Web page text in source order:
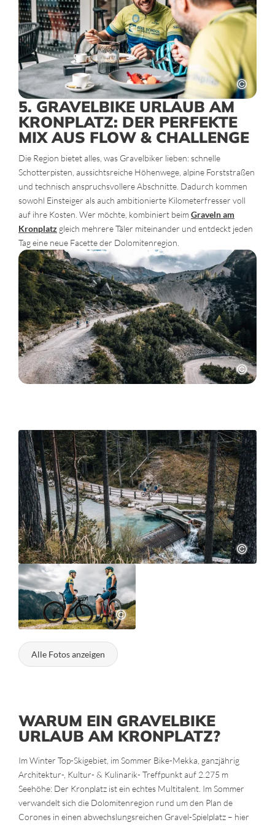
5. GRAVELBIKE URLAUB AM
KRONPLATZ: DER PERFEKTE
MIX AUS FLOW & CHALLENGE
Die Region bietet alles, was Gravelbiker lieben: schnelle
Schotterpisten, aussichtsreiche Höhenwege, alpine Forststraßen
und technisch anspruchsvollere Abschnitte. Dadurch kommen
sowohl Einsteiger als auch ambitionierte Kilometerfresser voll
auf ihre Kosten. Wer möchte, kombiniert beimGraveln am
Kronplatz gleich mehrere Täler miteinander und entdeckt jeden
Tag eine neue Facette der Dolomitenregion.
Alle Fotos anzeigen
WARUM EIN GRAVELBIKE
URLAUB AM KRONPLATZ?
Im Winter Top-Skigebiet, im Sommer Bike-Mekka, ganzjährig
Architektur-, Kultur- & Kulinarik- Treffpunkt auf 2.275 m
Seehöhe: Der Kronplatz ist ein echtes Multitalent. Im Sommer
verwandelt sich die Dolomitenregion rund um den Plan de
Corones in einen abwechslungsreichen Gravel-Spielplatz – hier